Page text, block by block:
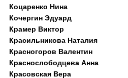
Коцаренко Нина
Кочергин Эдуард
Крамер Виктор
Красильникова Наталия
Красногоров Валентин
Краснослободцева Анна
Красовская Вера